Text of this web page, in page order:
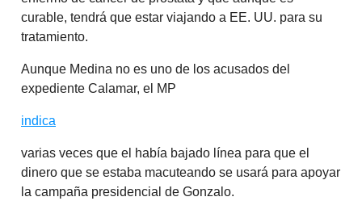
curable, tendrá que estar viajando a EE. UU. para su
tratamiento.
Aunque Medina no es uno de los acusados del
expediente Calamar, el MP
indica
varias veces que el había bajado línea para que el
dinero que se estaba macuteando se usará para apoyar
la campaña presidencial de Gonzalo.